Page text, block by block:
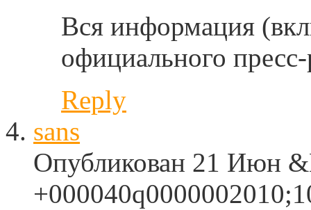
Вся информация
официального
Reply
sans
Опубликован 21 Июн